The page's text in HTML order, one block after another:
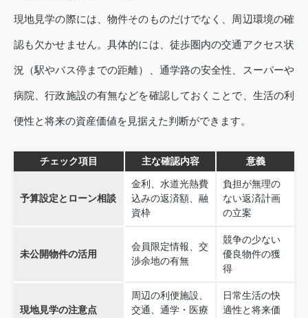
現地見学の際には、物件そのものだけでなく、周辺環境の確
認も欠かせません。具体的には、徒歩圏内の交通アクセス状
況（駅やバス停までの距離）、通学路の安全性、スーパーや
病院、行政施設の有無などを確認しておくことで、生活の利
便性と将来の資産価値を見据えた判断ができます。
チェック項目 主な確認内容 意義
予算設定とローン相談
金利、水道光熱費
込みの返済額、融
資枠
負担が無理の
ない返済計画
の立案
未公開物件の活用
会員限定情報、交
渉余地の有無
競争の少ない
優良物件の獲
得
現地見学の注意点
周辺の利便施設、
交通、通学・医療
日常生活の快
適性と将来価